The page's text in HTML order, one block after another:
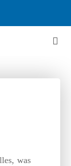
was